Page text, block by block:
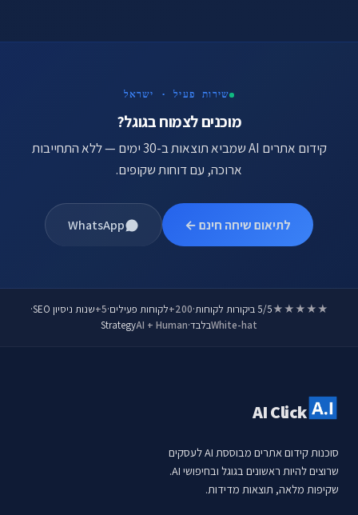
שירות פעיל · ישראל
מוכנים לצמוח בגוגל?
קידום אתרים AI שמביא תוצאות ב-30 ימים — ללא התחייבות
ארוכה, עם דוחות שקופים.
לתיאום שיחה חינם ← WhatsApp
★★★★★5/5 ביקורות לקוחות ·
200+ לקוחות פעילים·
5+ שנות ניסיון SEO
·
White-hatבלבד·
AI + Human
Strategy
AI Click
סוכנות קידום אתרים מבוססת AI לעסקים
שרוצים להיות ראשונים בגוגל ובחיפושי AI.
שקיפות מלאה, תוצאות מדידות.